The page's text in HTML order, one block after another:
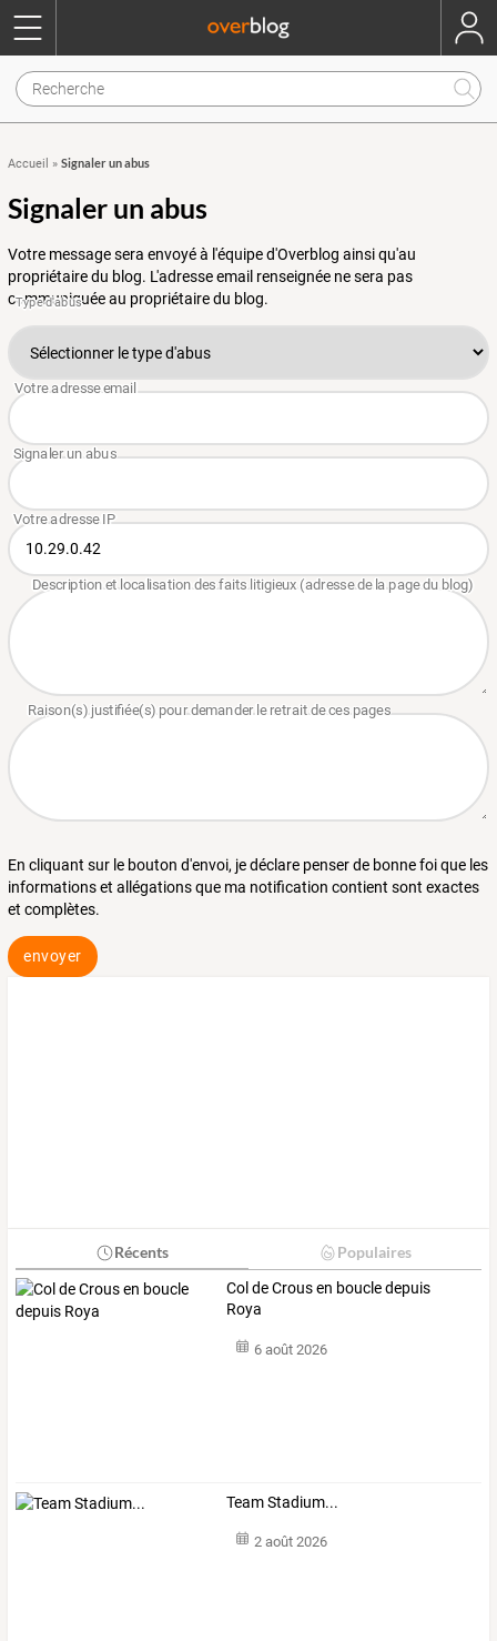
Accueil » Signaler un abus
Signaler un abus
Votre message sera envoyé à l'équipe d'Overblog ainsi qu'au
propriétaire du blog. L'adresse email renseignée ne sera pas
communiquée au propriétaire du blog.
En cliquant sur le bouton d'envoi, je déclare penser de bonne foi que les
informations et allégations que ma notification contient sont exactes
et complètes.
envoyer
Récents Populaires
Col de Crous en boucle depuis
Roya
6 août 2026
Team Stadium...
2 août 2026